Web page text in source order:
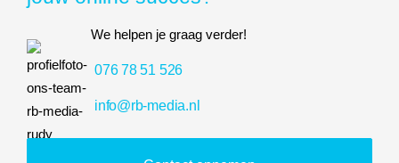
We helpen je graag verder!
076 78 51 526
info@rb-media.nl